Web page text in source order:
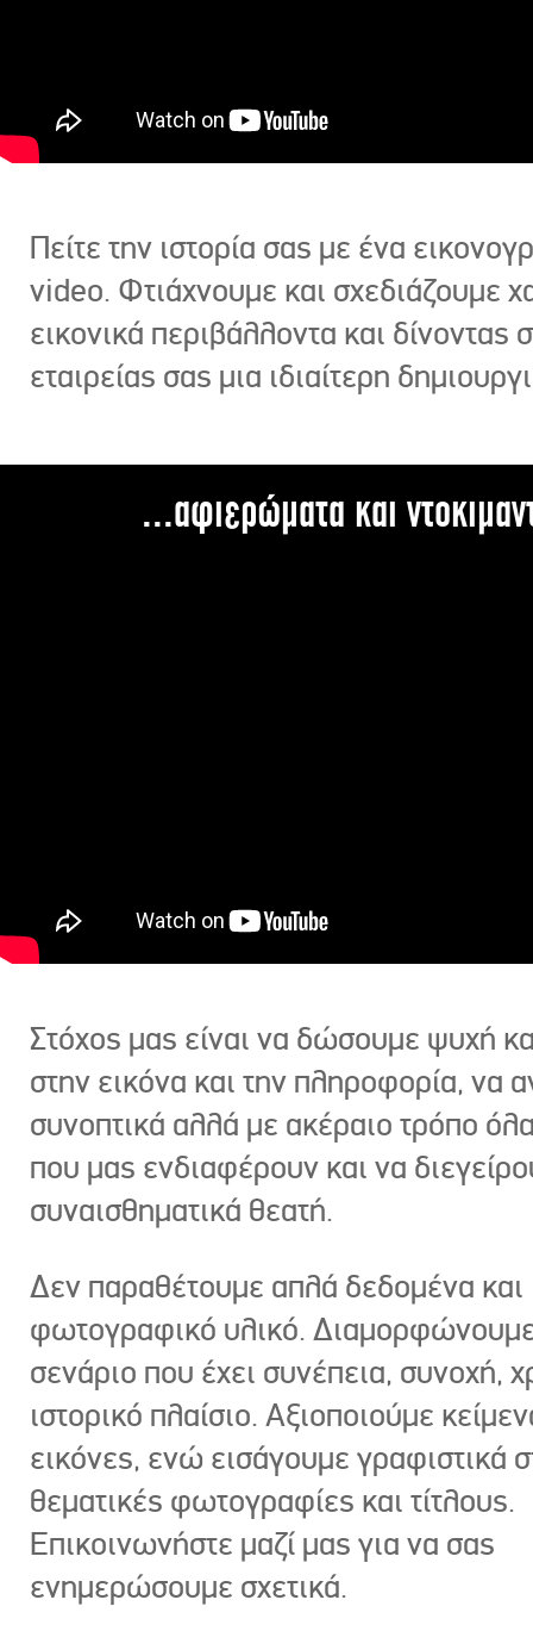
Πείτε την ιστορία σας με ένα
video. Φτιάχνουμε και σχεδιάζουμε
εικονικά περιβάλλοντα και δίνοντας
εταιρείας σας μια ιδιαίτερη
...αφιερώματα και
Στόχος μας είναι να δώσουμε ψυχή
στην εικόνα και την πληροφορία, να
συνοπτικά αλλά με ακέραιο τρόπο
που μας ενδιαφέρουν και να
συναισθηματικά θεατή.
Δεν παραθέτουμε απλά δεδομένα και
φωτογραφικό υλικό.
σενάριο που έχει συνέπεια, συνοχή,
ιστορικό πλαίσιο. Αξιοποιούμε
εικόνες, ενώ εισάγουμε γραφιστικά
θεματικές φωτογραφίες και τίτλους.
Επικοινωνήστε μαζί μας για να σας
ενημερώσουμε σχετικά.